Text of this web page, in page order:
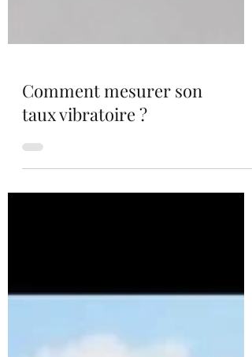
Comment mesurer son
taux vibratoire ?